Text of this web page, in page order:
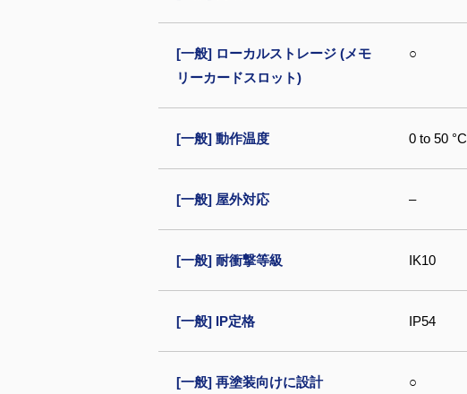
[一般] ローカルストレージ (メモ
リーカードスロット)
○
[一般] 動作温度 0 to 50 °C
[一般] 屋外対応 –
[一般] 耐衝撃等級 IK10
[一般] IP定格 IP54
[一般] 再塗装向けに設計 ○